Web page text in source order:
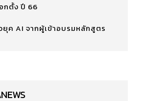
กตั้ง ปี 66
ยุค AI จากผู้เข้าอบรมหลักสูตร